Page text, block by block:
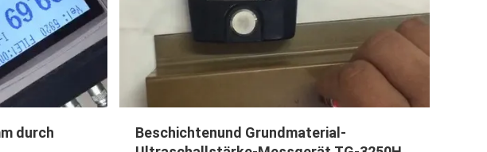
durch
Beschichtenund Grundmaterial-